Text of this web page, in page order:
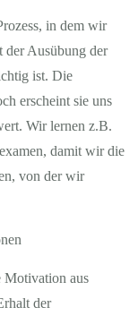
in dem wir
Ausübung der
ist. Die
erscheint sie uns
Wir lernen z.B.
damit wir die
von der wir
Motivation aus
der